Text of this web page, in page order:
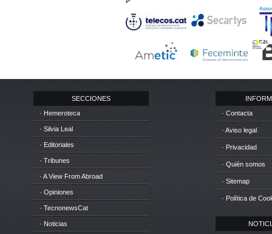
SECCIONES
· Hemeroteca
· Silvia Leal
· Editoriales
· Tribunes
· A View From Abroad
· Opiniones
· TecnonewsCat
· Noticias
· Contacta
· Aviso legal
· Privacidad
· Quién somos
· Sitemap
· Política de